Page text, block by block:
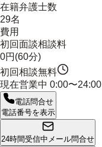
在籍弁護士数
29名
費用
初回面談相談料
0円(60分)
初回相談無料
現在営業中 0:00〜24:00
電話問合せ
電話番号を表示
24時間受信中 メール問合せ